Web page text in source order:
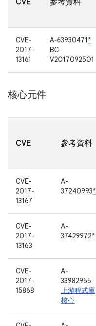
CVE 參考資料
CVE-
2017-
13161
A-63930471*
BC-
V2017092501
核心元件
CVE 參考資料
CVE-
2017-
13167
A-
37240993*
CVE-
2017-
13163
A-
37429972*
CVE-
2017-
15868
A-
33982955
上游程式庫
核心